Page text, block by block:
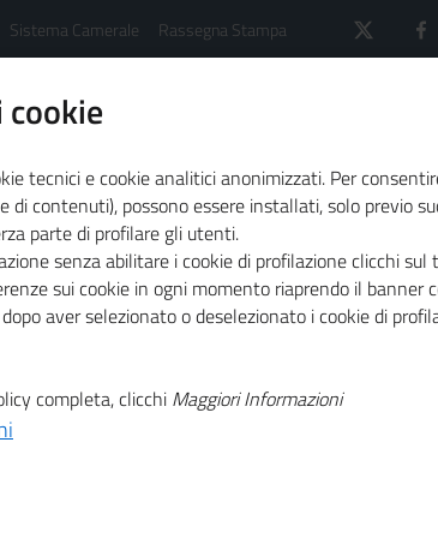
Sistema Camerale Rassegna Stampa
sistema camerale
Primo Piano
sui temi di discussione
la
sui temi di
tecnici e cookie analitici anonimizzati. Per
di contenuti), possono essere installati, solo previo
parte di profilare gli utenti.
senza abilitare i cookie di profilazione clicchi sul
sui cookie in ogni momento riaprendo il banner
aver selezionato o deselezionato i cookie di
completa, clicchi Maggiori Informazioni